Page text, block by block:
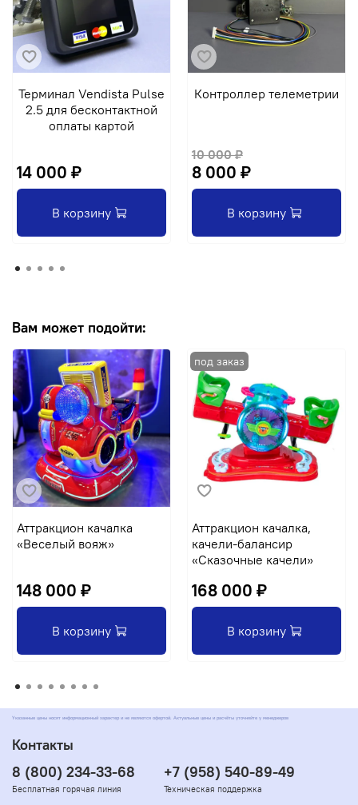
Терминал Vendista Pulse
2.5 для бесконтактной
оплаты картой
14 000 ₽
В корзину
Контроллер телеметрии
10 000 ₽
8 000 ₽
В корзину
Вам может подойти:
Аттракцион качалка
«Веселый вояж»
148 000 ₽
В корзину
Аттракцион качалка,
качели-балансир
«Сказочные качели»
168 000 ₽
В корзину
Указанные цены носят информационный характер и не являются офертой. Актуальные цены и расчёты уточняйте у менеджеров
Контакты
8 (800) 234-33-68
Бесплатная горячая линия
+7 (958) 540-89-49
Техническая поддержка